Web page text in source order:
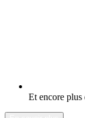
Et encore